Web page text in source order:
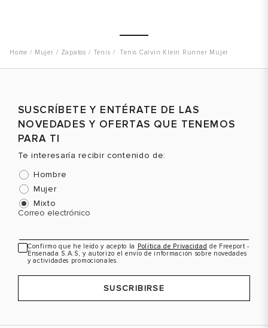
Selecciona una talla
EUR
USA
Color
VER PRODUCTO
Selecciona una talla
EUR
USA
Mujer Zapatos Tenis Tenis Calvin Klein Runner Mujer
SUSCRÍBETE Y ENTÉRATE DE LAS
NOVEDADES Y OFERTAS QUE TENEMOS
PARA TI
Te interesaría recibir contenido de:
Hombre
Mujer
Mixto
Correo electrónico
Confirmo que he leído y acepto la Política de Privacidad de Freeport -
Ensenada S.A.S, y autorizo el envío de información sobre novedades
y actividades promocionales.
SUSCRIBIRSE